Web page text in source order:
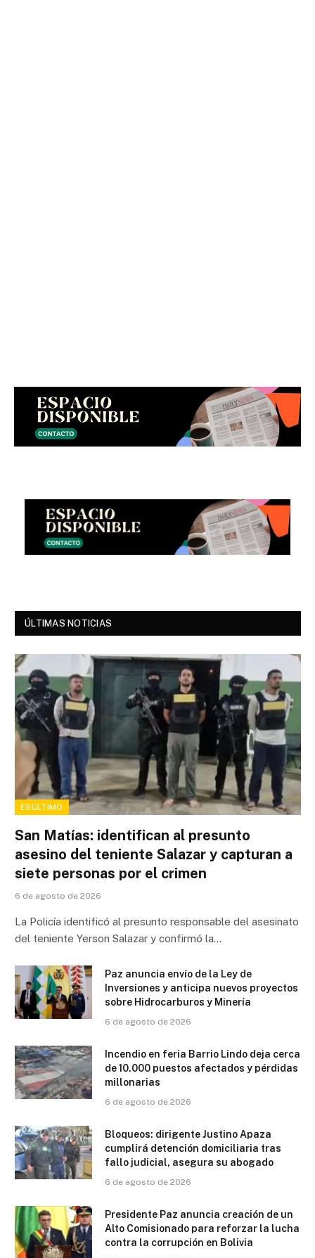
ÚLTIMAS NOTICIAS
ESÚLTIMO
San Matías: identifican al presunto
asesino del teniente Salazar y capturan a
siete personas por el crimen
6 de agosto de 2026
La Policía identificó al presunto responsable del asesinato
del teniente Yerson Salazar y confirmó la…
Paz anuncia envío de la Ley de
Inversiones y anticipa nuevos proyectos
sobre Hidrocarburos y Minería
6 de agosto de 2026
Incendio en feria Barrio Lindo deja cerca
de 10.000 puestos afectados y pérdidas
millonarias
6 de agosto de 2026
Bloqueos: dirigente Justino Apaza
cumplirá detención domiciliaria tras
fallo judicial, asegura su abogado
6 de agosto de 2026
Presidente Paz anuncia creación de un
Alto Comisionado para reforzar la lucha
contra la corrupción en Bolivia